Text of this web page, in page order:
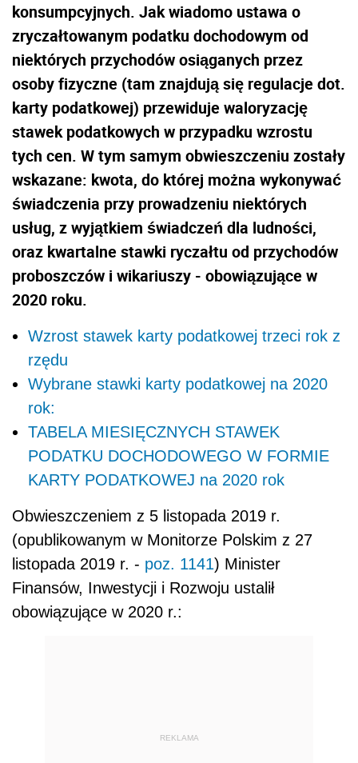
konsumpcyjnych. Jak wiadomo ustawa o
zryczałtowanym podatku dochodowym od
niektórych przychodów osiąganych przez
osoby fizyczne (tam znajdują się regulacje dot.
karty podatkowej) przewiduje waloryzację
stawek podatkowych w przypadku wzrostu
tych cen. W tym samym obwieszczeniu zostały
wskazane: kwota, do której można wykonywać
świadczenia przy prowadzeniu niektórych
usług, z wyjątkiem świadczeń dla ludności,
oraz kwartalne stawki ryczałtu od przychodów
proboszczów i wikariuszy - obowiązujące w
2020 roku.
Wzrost stawek karty podatkowej trzeci rok z
rzędu
Wybrane stawki karty podatkowej na 2020
rok:
TABELA MIESIĘCZNYCH STAWEK
PODATKU DOCHODOWEGO W FORMIE
KARTY PODATKOWEJ na 2020 rok
Obwieszczeniem z 5 listopada 2019 r.
(opublikowanym w Monitorze Polskim z 27
listopada 2019 r. - poz. 1141) Minister
Finansów, Inwestycji i Rozwoju ustalił
obowiązujące w 2020 r.:
REKLAMA